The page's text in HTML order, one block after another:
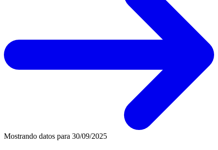
Mostrando datos para 30/09/2025